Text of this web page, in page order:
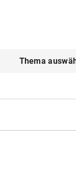
Thema